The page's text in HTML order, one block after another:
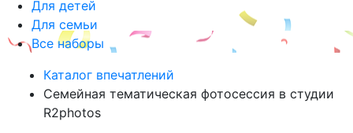
Для детей
Для семьи
Все наборы
Каталог впечатлений
Семейная тематическая фотосессия в студии
R2photos